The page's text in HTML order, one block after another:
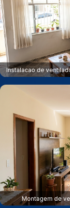
Instalacao de
Montagem de